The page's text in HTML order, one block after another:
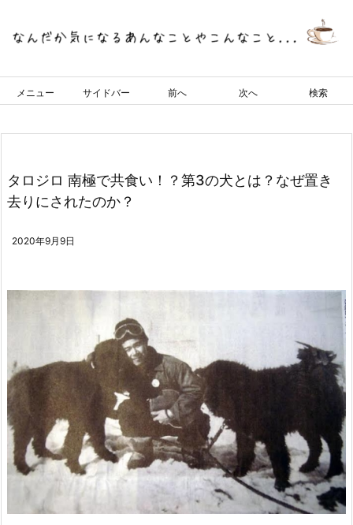
メニュー サイドバー 前へ 次へ 検索
タロジロ 南極で共食い！？第3の犬とは？なぜ置き
去りにされたのか？
2020年9月9日